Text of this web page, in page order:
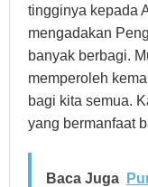
tingginya kepada
mengadakan
banyak berbagi.
memperoleh
bagi kita semua.
yang bermanfaat
Baca Juga